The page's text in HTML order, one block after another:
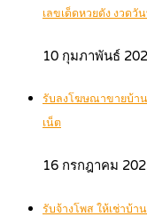
เลขเด็ดหวยดัง งวด
10 กุมภาพันธ์
รับลงโฆษณาขายบ้า
เน็ต
16 กรกฎาคม
รับจ้างโพส ให้เช่าบ้า